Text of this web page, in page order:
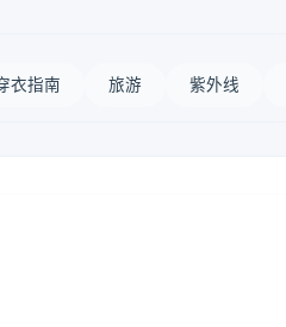
衣指南 旅游 紫外线